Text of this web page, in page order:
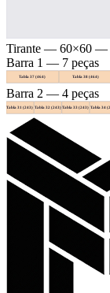
Tirante — 60×60 —
Barra 1 — 7 peças
Tabla 37 (464) Tabla 38 (464)
Barra 2 — 4 peças
Tabla 31 (243) Tabla 32 (243)Tabla 33 (243) Tabla 34